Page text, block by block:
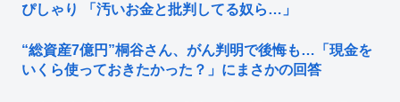
ぴしゃり 「汚いお金と批判してる奴ら…」
“総資産7億円”桐谷さん、がん判明で後悔も…「現金を
いくら使っておきたかった？」にまさかの回答